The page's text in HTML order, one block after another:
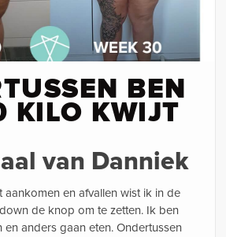
BEN
KILO KWIJT
van Danniek
aankomen en afvallen wist ik in de
de knop om te zetten. Ik ben
en anders gaan eten. Ondertussen